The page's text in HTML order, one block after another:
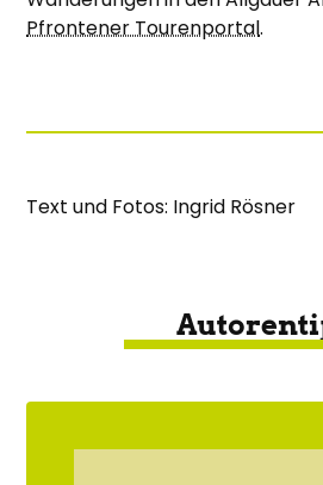
Pfrontener Tourenportal.
Text und Fotos: Ingrid Rösner